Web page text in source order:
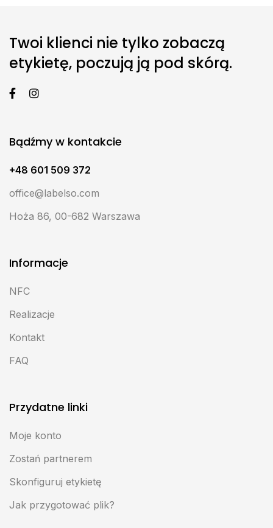
Twoi klienci nie tylko zobaczą
etykietę, poczują ją pod skórą.
Bądźmy w kontakcie
+48 601 509 372
office@labelso.com
Hoża 86, 00-682 Warszawa
Informacje
NFC
Realizacje
Kontakt
FAQ
Przydatne linki
Moje konto
Zostań partnerem
Skonfiguruj etykietę
Jak przygotować plik?